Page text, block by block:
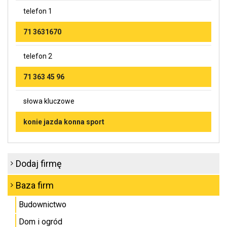
telefon 1
71 3631670
telefon 2
71 363 45 96
słowa kluczowe
konie jazda konna sport
Dodaj firmę
Baza firm
Budownictwo
Dom i ogród